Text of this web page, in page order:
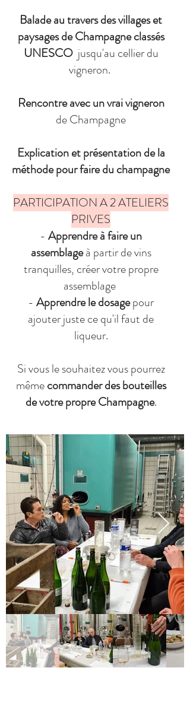
Balade au travers des villages et
paysages de Champagne classés
UNESCOjusqu'au cellier du
vigneron.
Rencontre avec un vrai vigneron
de Champagne
Explication et présentation de la
méthode pour faire du champagne
PARTICIPATION A 2 ATELIERS
PRIVES
- Apprendre à faire un
assemblageà partir de vins
tranquilles, créer votre propre
assemblage
- Apprendre le dosagepour
ajouter juste ce qu'il faut de
liqueur.
Si vous le souhaitez vous pourrez
mêmecommander des bouteilles
de votre propre Champagne​.